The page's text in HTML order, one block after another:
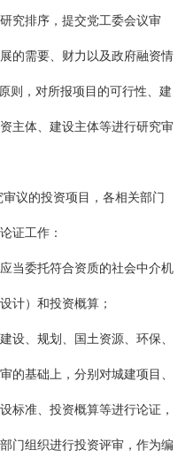
究排序，提交党工委会议审
的需要、财力以及政府融资情
则，对所报项目的可行性、建
主体、建设主体等进行研究审
议的投资项目，各相关部门
证工作：
当委托符合资质的社会中介机
计）和投资概算；
设、规划、国土资源、环保、
的基础上，分别对城建项目、
标准、投资概算等进行论证，
门组织进行投资评审，作为编